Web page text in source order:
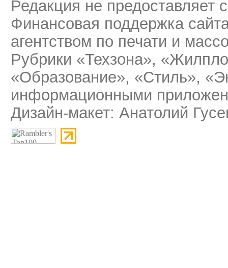
Редакция не предоставляет
Финансовая поддержка
агентством по печати и
Рубрики «Техзона»,
«Образование», «Стиль»,
информационными
Дизайн-макет: Анатолий